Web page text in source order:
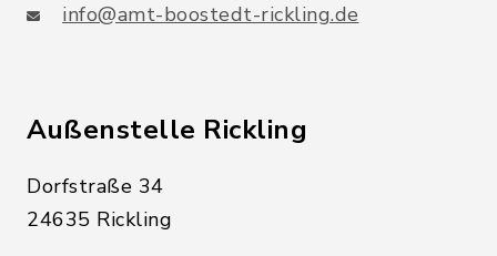
info@amt-boostedt-rickling.de
Außenstelle Rickling
Dorfstraße 34
24635 Rickling